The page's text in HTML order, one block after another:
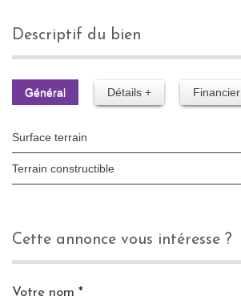
descriptif du bien
Général Détails + Financier
surface terrain
Terrain constructible
cette annonce vous intéresse ?
Votre nom *